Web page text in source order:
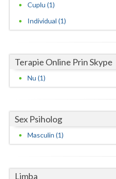
Mehedinti
Mures
Olt
Prahova
Satu-Mare
Sibiu
Cuplu (1)
Individual (1)
Terapie Online Prin Skype
Nu (1)
Sex Psiholog
Masculin (1)
Limba